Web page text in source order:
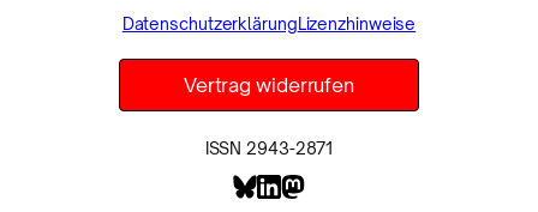
DatenschutzerklärungLizenzhinweise
Vertrag widerrufen
ISSN 2943-2871